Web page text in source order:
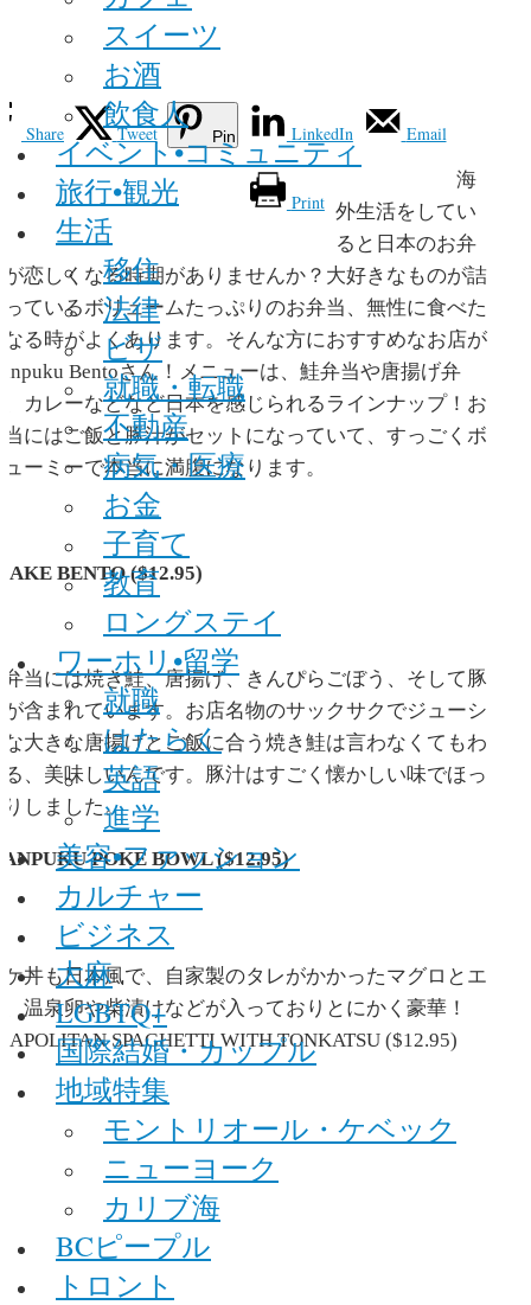
スイーツ
お酒
飲食人
イベント•コミュニティ
旅行•観光
生活
移住
法律
ビザ
就職・転職
不動産
病気・医療
お金
子育て
教育
ロングステイ
ワーホリ•留学
就職
はたらく
英語
進学
美容•ファッション
カルチャー
ビジネス
大麻
LGBTQ+
国際結婚・カップル
地域特集
モントリオール・ケベック
ニューヨーク
カリブ海
BCピープル
トロント
Share Tweet Pin LinkedIn Email
Print
海
外生活をしてい
ると日本のお弁
恋しくなる時期がありませんか？大好きなものが詰
ているボリュームたっぷりのお弁当、無性に食べた
る時がよくあります。そんな方におすすめなお店が
Bentoさん！メニューは、鮭弁当や唐揚げ弁
カレーなどなど日本を感じられるラインナップ！お
にはご飯と豚汁がセットになっていて、すっごくボ
ーミーで本当に満腹になります。
BENTO ($12.95)
当には焼き鮭、唐揚げ、きんぴらごぼう、そして豚
含まれています。お店名物のサックサクでジューシ
大きな唐揚げとご飯に合う焼き鮭は言わなくてもわ
、美味しいんです。豚汁はすごく懐かしい味でほっ
りしました。
POKE BOWL ($12.95)
丼も日本風で、自家製のタレがかかったマグロとエ
温泉卵や柴漬けなどが入っておりとにかく豪華！
SPAGHETTI WITH TONKATSU ($12.95)